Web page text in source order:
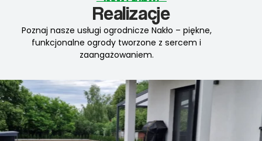
Realizacje
Poznaj nasze usługi ogrodnicze Nakło – piękne,
funkcjonalne ogrody tworzone z sercem i
zaangażowaniem.